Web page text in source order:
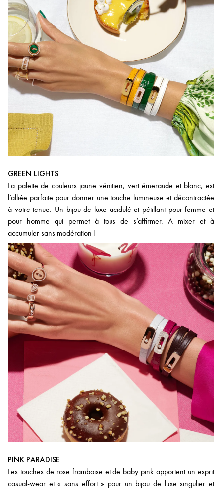
GREEN LIGHTS
La palette de couleurs jaune vénitien, vert émeraude et blanc, est
l’alliée parfaite pour donner une touche lumineuse et décontractée
à votre tenue. Un bijou de luxe acidulé et pétillant pour femme et
pour homme qui permet à tous de s’affirmer. A mixer et à
accumuler sans modération !
PINK PARADISE
Les touches de rose framboise et de baby pink apportent un esprit
casual-wear et « sans effort » pour un bijou de luxe singulier et